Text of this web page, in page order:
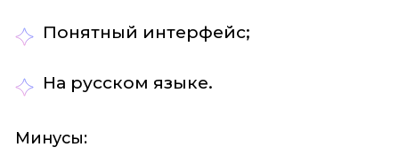
Понятный интерфейс;
На русском языке.
Минусы: